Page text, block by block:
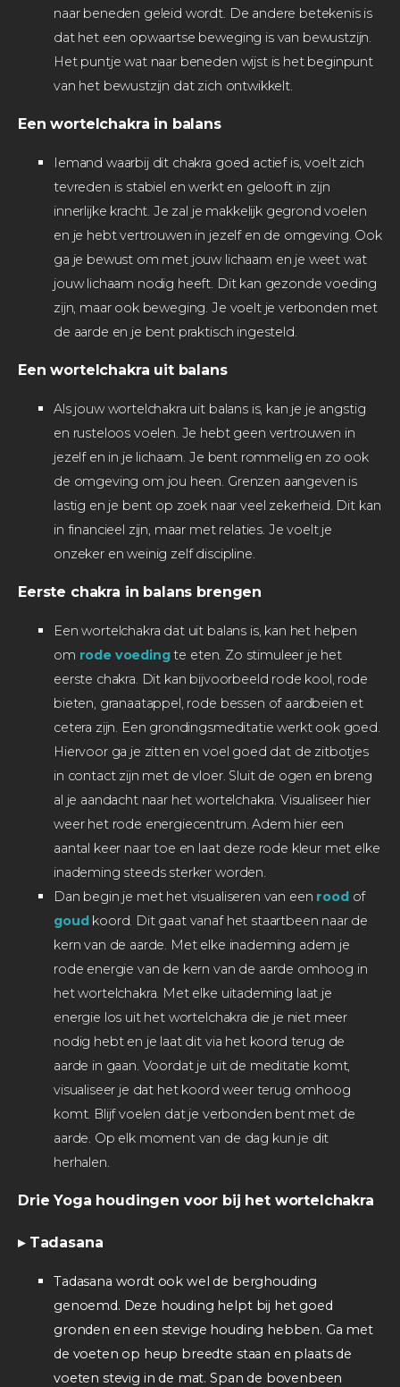
naar beneden geleid wordt. De andere betekenis is
dat het een opwaartse beweging is van bewustzijn.
Het puntje wat naar beneden wijst is het beginpunt
van het bewustzijn dat zich ontwikkelt.
Een wortelchakra in balans
Iemand waarbij dit chakra goed actief is, voelt zich
tevreden is stabiel en werkt en gelooft in zijn
innerlijke kracht. Je zal je makkelijk gegrond voelen
en je hebt vertrouwen in jezelf en de omgeving. Ook
ga je bewust om met jouw lichaam en je weet wat
jouw lichaam nodig heeft. Dit kan gezonde voeding
zijn, maar ook beweging. Je voelt je verbonden met
de aarde en je bent praktisch ingesteld.
Een wortelchakra uit balans
Als jouw wortelchakra uit balans is, kan je je angstig
en rusteloos voelen. Je hebt geen vertrouwen in
jezelf en in je lichaam. Je bent rommelig en zo ook
de omgeving om jou heen. Grenzen aangeven is
lastig en je bent op zoek naar veel zekerheid. Dit kan
in financieel zijn, maar met relaties. Je voelt je
onzeker en weinig zelf discipline.
Eerste chakra in balans brengen
Een wortelchakra dat uit balans is, kan het helpen
om rode voedingte eten. Zo stimuleer je het
eerste chakra. Dit kan bijvoorbeeld rode kool, rode
bieten, granaatappel, rode bessen of aardbeien et
cetera zijn. Een grondingsmeditatie werkt ook goed.
Hiervoor ga je zitten en voel goed dat de zitbotjes
in contact zijn met de vloer. Sluit de ogen en breng
al je aandacht naar het wortelchakra. Visualiseer hier
weer het rode energiecentrum. Adem hier een
aantal keer naar toe en laat deze rode kleur met elke
inademing steeds sterker worden.
Dan begin je met het visualiseren van een rood of
goud koord. Dit gaat vanaf het staartbeen naar de
kern van de aarde. Met elke inademing adem je
rode energie van de kern van de aarde omhoog in
het wortelchakra. Met elke uitademing laat je
energie los uit het wortelchakra die je niet meer
nodig hebt en je laat dit via het koord terug de
aarde in gaan. Voordat je uit de meditatie komt,
visualiseer je dat het koord weer terug omhoog
komt. Blijf voelen dat je verbonden bent met de
aarde. Op elk moment van de dag kun je dit
herhalen.
Drie Yoga houdingen voor bij het wortelchakra
▸ Tadasana
Tadasana wordt ook wel de berghouding
genoemd. Deze houding helpt bij het goed
gronden en een stevige houding hebben. Ga met
de voeten op heup breedte staan en plaats de
voeten stevig in de mat. Span de bovenbeen